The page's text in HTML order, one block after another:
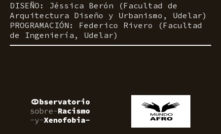
DISEÑO: Jéssica Berón (Facultad de
Arquitectura Diseño y Urbanismo, Udelar)
PROGRAMACIÓN: Federico Rivero (Facultad
de Ingeniería, Udelar)